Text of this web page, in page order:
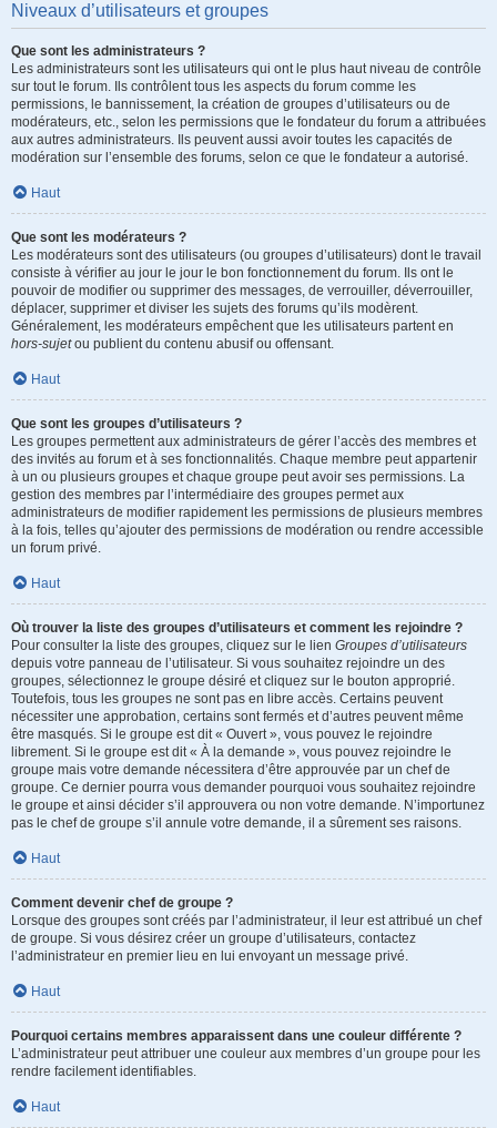
Niveaux d’utilisateurs et groupes
Que sont les administrateurs ?
Les administrateurs sont les utilisateurs qui ont le plus haut niveau de contrôle
sur tout le forum. Ils contrôlent tous les aspects du forum comme les
permissions, le bannissement, la création de groupes d’utilisateurs ou de
modérateurs, etc., selon les permissions que le fondateur du forum a attribuées
aux autres administrateurs. Ils peuvent aussi avoir toutes les capacités de
modération sur l’ensemble des forums, selon ce que le fondateur a autorisé.
Haut
Que sont les modérateurs ?
Les modérateurs sont des utilisateurs (ou groupes d’utilisateurs) dont le travail
consiste à vérifier au jour le jour le bon fonctionnement du forum. Ils ont le
pouvoir de modifier ou supprimer des messages, de verrouiller, déverrouiller,
déplacer, supprimer et diviser les sujets des forums qu’ils modèrent.
Généralement, les modérateurs empêchent que les utilisateurs partent en
hors-sujetou publient du contenu abusif ou offensant.
Haut
Que sont les groupes d’utilisateurs ?
Les groupes permettent aux administrateurs de gérer l’accès des membres et
des invités au forum et à ses fonctionnalités. Chaque membre peut appartenir
à un ou plusieurs groupes et chaque groupe peut avoir ses permissions. La
gestion des membres par l’intermédiaire des groupes permet aux
administrateurs de modifier rapidement les permissions de plusieurs membres
à la fois, telles qu’ajouter des permissions de modération ou rendre accessible
un forum privé.
Haut
Où trouver la liste des groupes d’utilisateurs et comment les rejoindre ?
Pour consulter la liste des groupes, cliquez sur le lien Groupes d’utilisateurs
depuis votre panneau de l’utilisateur. Si vous souhaitez rejoindre un des
groupes, sélectionnez le groupe désiré et cliquez sur le bouton approprié.
Toutefois, tous les groupes ne sont pas en libre accès. Certains peuvent
nécessiter une approbation, certains sont fermés et d’autres peuvent même
être masqués. Si le groupe est dit « Ouvert », vous pouvez le rejoindre
librement. Si le groupe est dit « À la demande », vous pouvez rejoindre le
groupe mais votre demande nécessitera d’être approuvée par un chef de
groupe. Ce dernier pourra vous demander pourquoi vous souhaitez rejoindre
le groupe et ainsi décider s’il approuvera ou non votre demande. N’importunez
pas le chef de groupe s’il annule votre demande, il a sûrement ses raisons.
Haut
Comment devenir chef de groupe ?
Lorsque des groupes sont créés par l’administrateur, il leur est attribué un chef
de groupe. Si vous désirez créer un groupe d’utilisateurs, contactez
l’administrateur en premier lieu en lui envoyant un message privé.
Haut
Pourquoi certains membres apparaissent dans une couleur différente ?
L’administrateur peut attribuer une couleur aux membres d’un groupe pour les
rendre facilement identifiables.
Haut